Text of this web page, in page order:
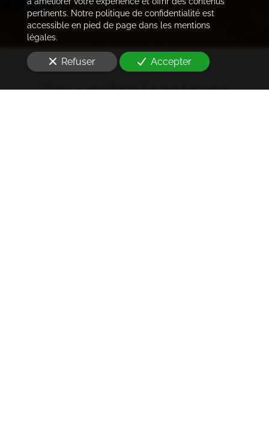
Trouver les locataires
pertinents. Notre politique de confidentialité est
accessible en pied de page dans les mentions
légales.
Refuser Accepter